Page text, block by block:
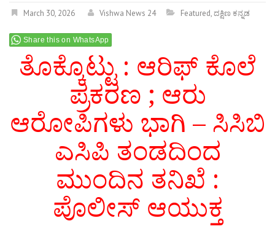
March 30, 2026 Vishwa News 24 Featured,ದಕ್ಷಿಣ ಕನ್ನಡ
Share this on WhatsApp
ತೊಕ್ಕೊಟ್ಟು : ಆರಿಫ್ ಕೊಲೆ
ಪ್ರಕರಣ ; ಆರು
ಆರೋಪಿಗಳು ಭಾಗಿ – ಸಿಸಿಬಿ
ಎಸಿಪಿ ತಂಡದಿಂದ
ಮುಂದಿನ ತನಿಖೆ :
ಪೊಲೀಸ್ ಆಯುಕ್ತ